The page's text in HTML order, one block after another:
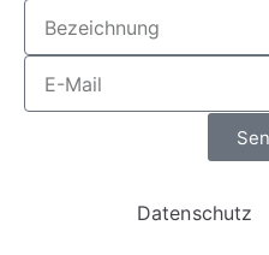
Datenschutz